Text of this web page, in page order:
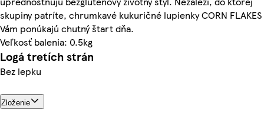
skupiny patríte, chrumkavé kukuričné lupienky CORN FLAKES
Vám ponúkajú chutný štart dňa.
Veľkosť balenia: 0.5kg
Logá tretích strán
Bez lepku
Zloženie